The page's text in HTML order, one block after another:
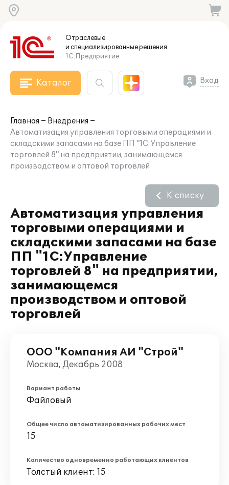
Отраслевые
и специализированныерешения
1С:Предприятие
Каталог Вход
Главная
Внедрения
Автоматизация управления торговыми операциями и
складскими запасами на базе ПП "1С:Управление
торговлей 8" на предприятии, занимающемся
производством и оптовой торговлей
Автоматизация управления
торговыми операциями и
складскими запасами на базе
ПП "1С:Управление
торговлей 8" на предприятии,
занимающемся
производством и оптовой
торговлей
К списку
ООО "Компания АИ "Строй"
Москва, Декабрь 2008
Вариант работы
Файловый
Общее число автоматизированных рабочих мест
15
Количество одновременно работающих клиентов
Толстый клиент: 15